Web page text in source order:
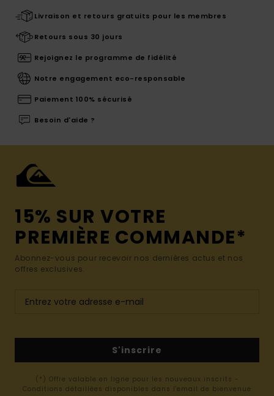
Livraison et retours gratuits pour les membres
Retours sous 30 jours
Rejoignez le programme de fidélité
Notre engagement eco-responsable
Paiement 100% sécurisé
Besoin d'aide ?
15% SUR VOTRE
PREMIÈRE COMMANDE*
Abonnez-vous pour recevoir nos dernières actus et nos
offres exclusives.
S'inscrire
(*) Offre valable en ligne pour les nouveaux inscrits -
Conditions détaillées disponibles dans l'email de bienvenue